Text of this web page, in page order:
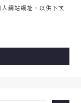
網站網址，以供下次